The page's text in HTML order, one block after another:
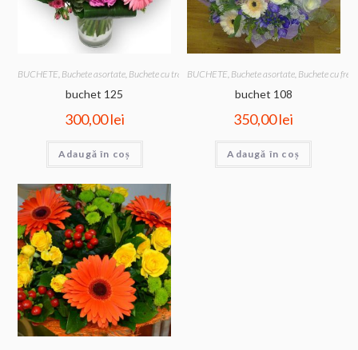
BUCHETE Buchete asortate Buchete cu trandafiri
buchet 125
300,00lei
Adaugă în coș
BUCHETE Buchete asortate Buchete cu frezii
buchet 108
350,00lei
Adaugă în coș